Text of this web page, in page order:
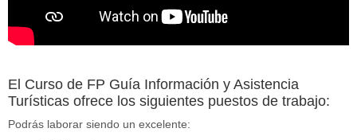
El Curso de FP Guía Información y Asistencia
Turísticas ofrece los siguientes puestos de trabajo:
Podrás laborar siendo un excelente: